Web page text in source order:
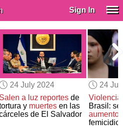
Sign In
24 July 2024
Salen a luz reportesde
y muertesen las
de El Salvador
24
Violencia
Brasil:
aumento